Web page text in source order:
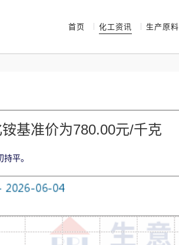
首页 化工资讯 生产原料
基准价为780.00元/千克
平。